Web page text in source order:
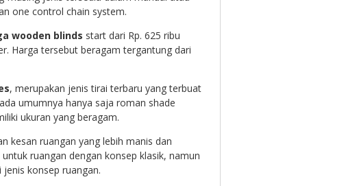
one control chain system.
wooden blinds start dari Rp. 625 ribu
Harga tersebut beragam tergantung dari
, merupakan jenis tirai terbaru yang terbuat
umumnya hanya saja roman shade
ukuran yang beragam.
kesan ruangan yang lebih manis dan
ruangan dengan konsep klasik, namun
konsep ruangan.